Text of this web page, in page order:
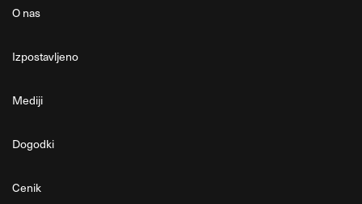
O nas
Izpostavljeno
Mediji
Dogodki
Cenik